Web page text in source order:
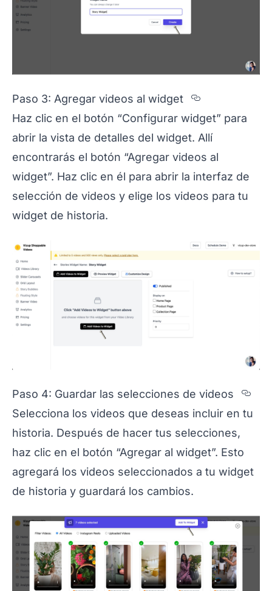
Paso 3: Agregar videos al widget
Section titled
Haz clic en el botón “Configurar widget” para
abrir la vista de detalles del widget. Allí
encontrarás el botón “Agregar videos al
widget”. Haz clic en él para abrir la interfaz de
selección de videos y elige los videos para tu
widget de historia.
Paso 4: Guardar las selecciones de videos
Selecciona los videos que deseas incluir en tu
historia. Después de hacer tus selecciones,
haz clic en el botón “Agregar al widget”. Esto
agregará los videos seleccionados a tu widget
de historia y guardará los cambios.